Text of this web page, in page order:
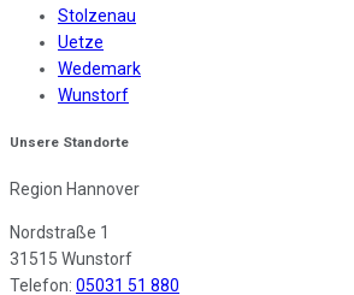
Stolzenau
Uetze
Wedemark
Wunstorf
Unsere Standorte
Region Hannover
Nordstraße 1
31515 Wunstorf
Telefon: 05031 51 880